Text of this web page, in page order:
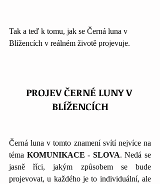
Tak a teď k tomu, jak se Černá luna v
Blížencích v reálném životě projevuje.
PROJEV ČERNÉ LUNY V
BLÍŽENCÍCH
Černá luna v tomto znamení svítí nejvíce na
téma KOMUNIKACE - SLOVA. Nedá se
jasně říci, jakým způsobem se bude
projevovat, u každého je to individuální, ale